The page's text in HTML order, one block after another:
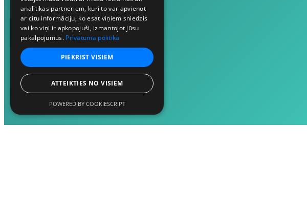
analītikas partneriem, kuri to var apvienot
ar citu informāciju, ko esat viņiem sniedzis
vai ko viņi ir apkopojuši, izmantojot jūsu
pakalpojumus. Privātuma politika
PIEKRIST VISIEM
ATTEIKTIES NO VISIEM
POWERED BY COOKIESCRIPT